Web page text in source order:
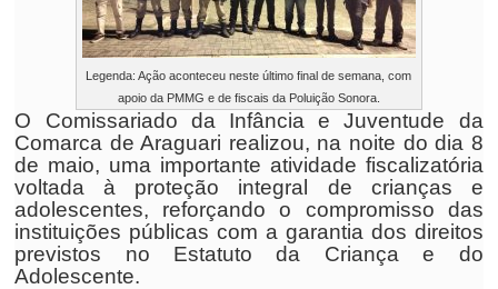
Legenda: Ação aconteceu neste último final de semana, com
apoio da PMMG e de fiscais da Poluição Sonora.
O Comissariado da Infância e Juventude da
Comarca de Araguari realizou, na noite do dia 8
de maio, uma importante atividade fiscalizatória
voltada à proteção integral de crianças e
adolescentes, reforçando o compromisso das
instituições públicas com a garantia dos direitos
previstos no Estatuto da Criança e do
Adolescente.